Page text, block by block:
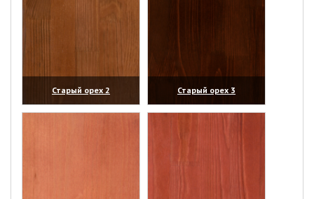
Старый орех 2
(увеличить)
Старый орех 3
(увеличить)